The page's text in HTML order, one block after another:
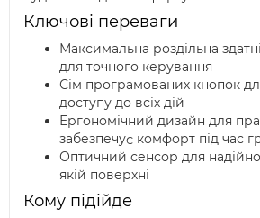
Ключові переваги
Максимальна роздільна
для точного керування
Сім програмованих кнопок
доступу до всіх дій
Ергономічний дизайн для
забезпечує комфорт під час
Оптичний сенсор для
якій поверхні
Кому підійде